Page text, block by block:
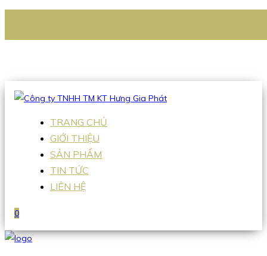
Hotline:0938 336 079
TRANG CHỦ
GIỚI THIỆU
SẢN PHẨM
TIN TỨC
LIÊN HỆ
0